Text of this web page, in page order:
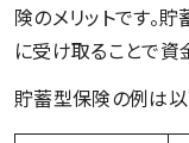
険のメリットです。
に受け取ることで資
貯蓄型保険の例は以